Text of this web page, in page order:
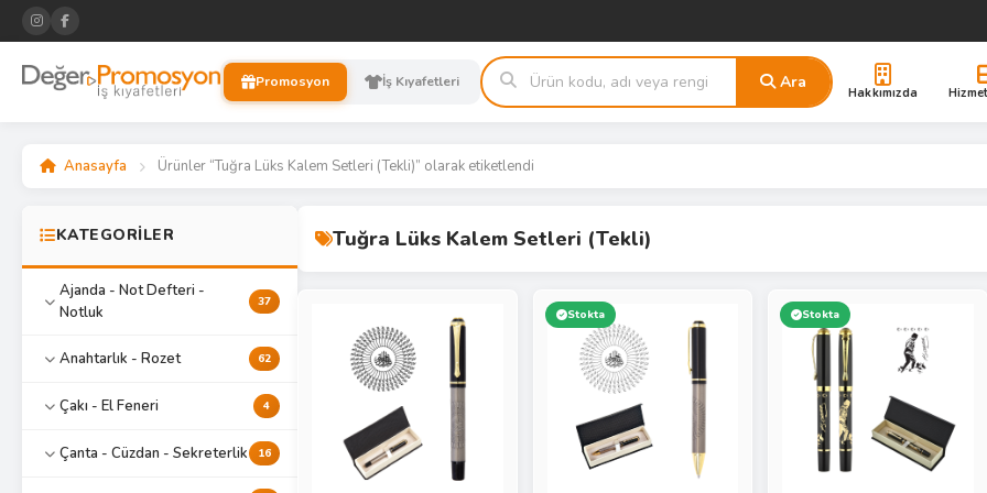
Promosyon İş Kıyafetleri Ara
Hakkımızda
Anasayfa Ürünler “Tuğra Lüks Kalem Setleri (Tekli)” olarak etiketlendi
KATEGORİLER
Ajanda - Not Defteri -
Notluk
37
Anahtarlık - Rozet 62
Çakı - El Feneri 4
Çanta - Cüzdan - Sekreterlik 16
Tuğra Lüks Kalem Setleri (Tekli)
Stokta Stokta